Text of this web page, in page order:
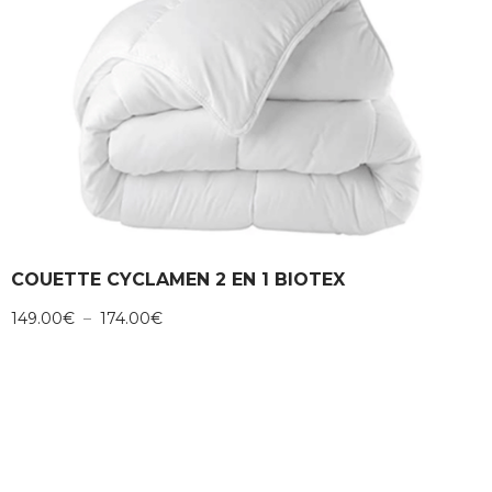
COUETTE CYCLAMEN 2 EN 1 BIOTEX
149.00€ – 174.00€Plage